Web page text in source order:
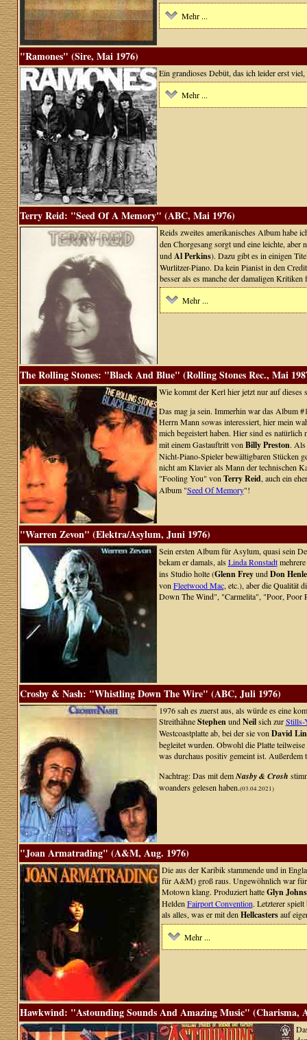
Mehr ...
"Ramones" (Sire, Mai 1976)
Ein grandioses Debüt, das ich leider erst
Mehr ...
Terry Reid: "Seed Of A Memory" (ABC, Mai 1976)
Reids zweites amerikanisches Album habe
den Chorgesang sorgt und eine leichte,
undAl Perkins). Dazu gibt es in einigen
Wurlitzer-Piano. Da kein Pianist in den
besser als es manche der damaligen Kritiken
Mehr ...
The Rolling Stones: "Black And Blue" (Rolling Stones Rec., Mai
Wie kommt der Kerl hier jetzt nur auf dieses
Das mag ja sein. Immerhin war das Album
Herrn Mann sowas interessiert, hier mein
mich begeistert haben. Hier sind es
mit einem Gastauftritt von Billy Preston. Als
Nicht-Piano-Spieler bewältigbaren Stücken
nicht am Klavier als Mann der technischen
"Fooling You" von Terry Reid, auch ein
Album "Seed Of Memory"!
"Warren Zevon" (Elektra/Asylum, Juni 1976)
Sein ersten Album für Asylum, quasi sein
bekam er damals, alsLinda Ronstadtmehrere
ins Studio holte (Glenn FreyundDon
von Fleetwood Mac, etc.), aber die Qualität
Down The Wind", "Carmelita", "Poor, Poor
Crosby & Nash: "Whistling Down The Wire" (ABC, Juli 1976)
1976 sah es zuerst aus, als würde es eine
StreithähneStephen undNeilsich zurStills-
Westcoastplatte ab, bei der sie von David
begleitet wurden. Obwohl die Platte
was durchaus positiv gemeint ist.
Nachtrag: Das mit demNasby & Crosh
woanders gelesen haben.(03.04.2021)
"Joan Armatrading" (A&M, Aug. 1976)
Die aus der Karibik stammende und in
für A&M) groß raus. Ungewöhnlich war für
Motown klang. Produziert hatteGlyn Johns
Helden Fairport Convention. Letzterer
als alles, was er mit den Hellcastersauf
Mehr ...
Hawkwind: "Astounding Sounds And Amazing Music" (Charisma,